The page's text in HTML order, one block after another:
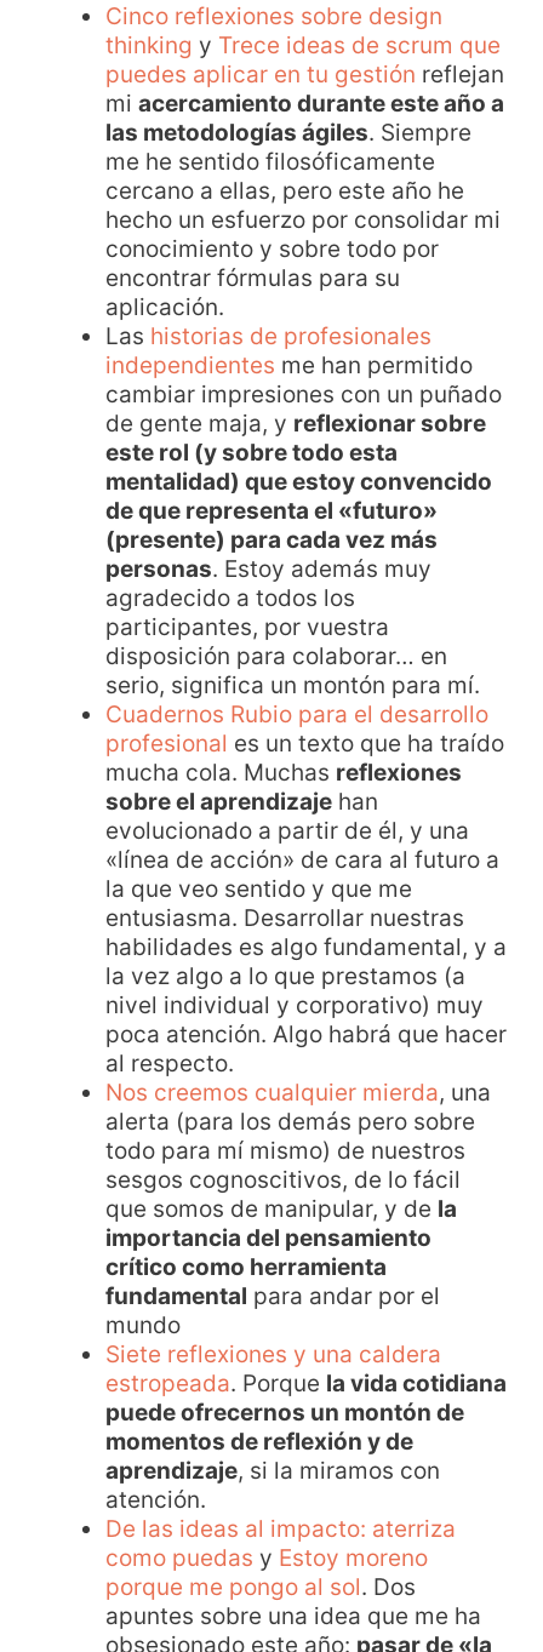
Cinco reflexiones sobre design
thinking y Trece ideas de scrum que
puedes aplicar en tu gestión reflejan
mi acercamiento durante este año a
las metodologías ágiles. Siempre
me he sentido filosóficamente
cercano a ellas, pero este año he
hecho un esfuerzo por consolidar mi
conocimiento y sobre todo por
encontrar fórmulas para su
aplicación.
Las historias de profesionales
independientes me han permitido
cambiar impresiones con un puñado
de gente maja, y reflexionar sobre
este rol (y sobre todo esta
mentalidad) que estoy convencido
de que representa el «futuro»
(presente) para cada vez más
personas. Estoy además muy
agradecido a todos los
participantes, por vuestra
disposición para colaborar… en
serio, significa un montón para mí.
Cuadernos Rubio para el desarrollo
profesional es un texto que ha traído
mucha cola. Muchas reflexiones
sobre el aprendizaje han
evolucionado a partir de él, y una
«línea de acción» de cara al futuro a
la que veo sentido y que me
entusiasma. Desarrollar nuestras
habilidades es algo fundamental, y a
la vez algo a lo que prestamos (a
nivel individual y corporativo) muy
poca atención. Algo habrá que hacer
al respecto.
Nos creemos cualquier mierda, una
alerta (para los demás pero sobre
todo para mí mismo) de nuestros
sesgos cognoscitivos, de lo fácil
que somos de manipular, y de la
importancia del pensamiento
crítico como herramienta
fundamental para andar por el
mundo
Siete reflexiones y una caldera
estropeada. Porque la vida cotidiana
puede ofrecernos un montón de
momentos de reflexión y de
aprendizaje, si la miramos con
atención.
De las ideas al impacto: aterriza
como puedas y Estoy moreno
porque me pongo al sol. Dos
apuntes sobre una idea que me ha
obsesionado este año: pasar de «la